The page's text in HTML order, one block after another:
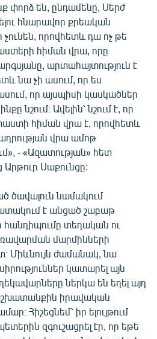
կայքերը
փորձ են, ընդամենը, Սերժ
հնարավոր քրեական
որովհետև դա ոչ թե
հիման վրա, որը
արտահայտություն է
նա չի ասում, որ ես
որ այսպիսի կասկածներ
նշում։ Ավելին՝ նշում է, որ
հիման վրա է, որովհետև
վրա ամոթ
- «Ազատության» հետ
Արթուր Սաքունցը:
ծավալուն նամակում
է անցած շաբաթ
տեղական ու
մարմինների
Միևնույն ժամանակ, նա
կատարել այն
ներկա են եղել այդ
իրավական
Հիշեցնեմ՝ իր ելույթում
զգուշացրել էր, որ եթե